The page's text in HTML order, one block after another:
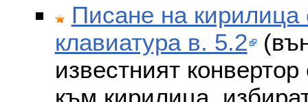
Писане на кирилица
клавиатура в. 5.2
известният